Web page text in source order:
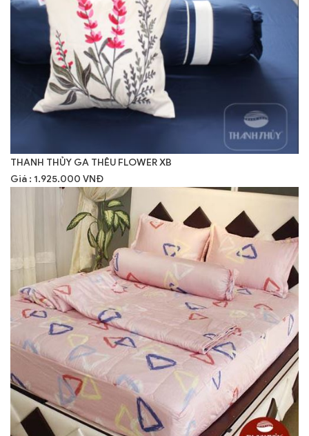
THANH THỦY GA THÊU FLOWER XB
Giá : 1.925.000 VNĐ